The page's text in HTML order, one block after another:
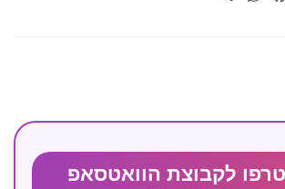
לקבוצת הוואטסאפ